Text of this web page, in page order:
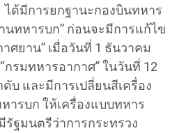
ได้มีการยกฐานะกองบินทหาร
นทหารบก” ก่อนจะมีการแก้ไข
ศยาน” เมื่อวันที่ 1 ธันวาคม
กรมทหารอากาศ” ในวันที่ 12
บ และมีการเปลี่ยนสีเครื่อง
ารบก ให้เครื่องแบบทหาร
รัฐมนตรีว่าการกระทรวง